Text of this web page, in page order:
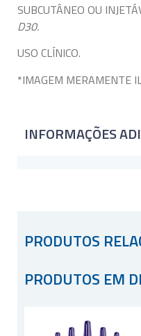
SUBCUTÂNEO OU
D30.
USO CLÍNICO.
*IMAGEM MERAMENTE
INFORMAÇÕES
PRODUTOS
PRODUTOS EM